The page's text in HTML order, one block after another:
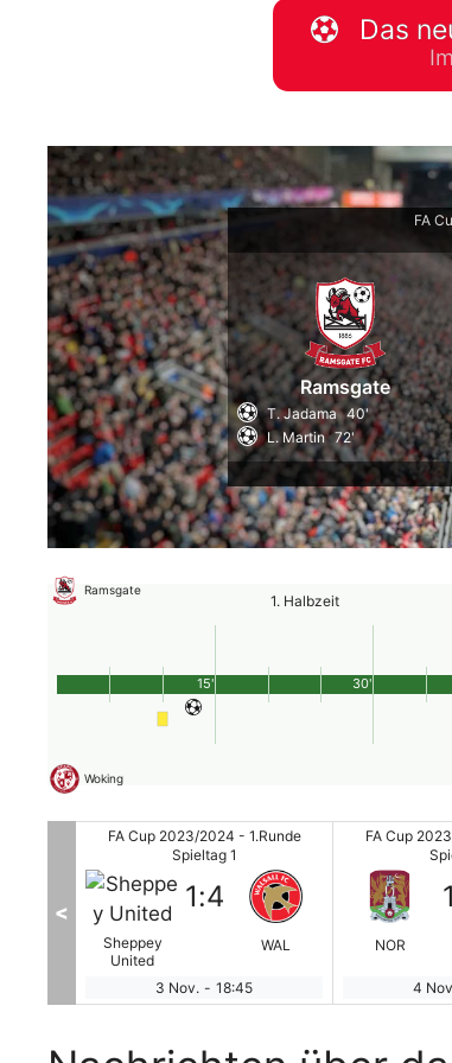
Das
FA
Ramsgate
T. Jadama 40'
L. Martin 72'
Ramsgate
1. Halbzeit
Woking
15' 30'
FA Cup 2023/2024 - 1.Runde
Spieltag 1
Sheppey
United
1:4
WAL
3 Nov. - 18:45
FA Cup
NOR
1
4
<